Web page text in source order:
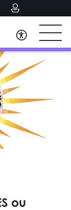
ou